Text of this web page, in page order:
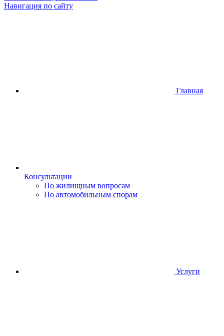
Навигация по сайту
Главная
Консультации
По жилищным вопросам
По автомобильным спорам
Услуги